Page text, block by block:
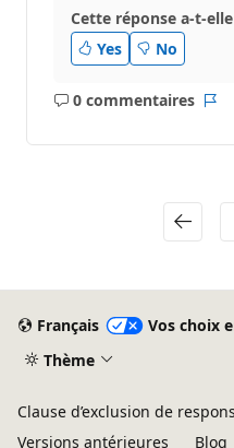
Cette réponse a-t-
Yes
No
0 commentaires
Aucun
Français
Vos choix
Thème
Clause d’exclusion de
Versions antérieures
Blog